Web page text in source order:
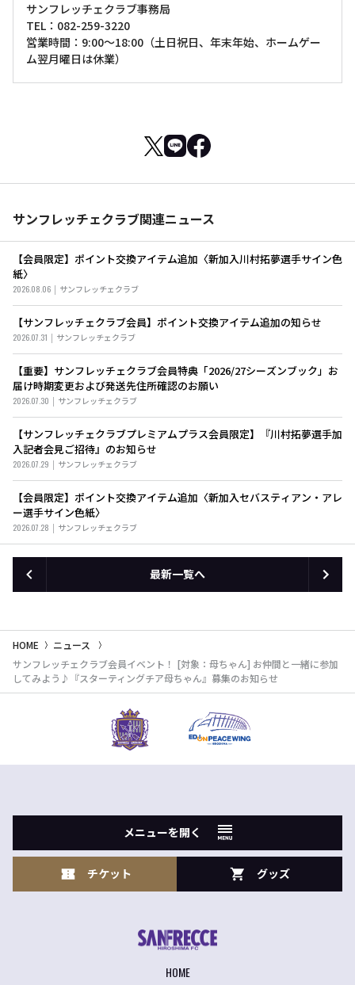
サンフレッチェクラブ事務局
TEL：082-259-3220
営業時間：9:00～18:00（土日祝日、年末年始、ホームゲー
ム翌月曜日は休業）
サンフレッチェクラブ関連ニュース
【会員限定】ポイント交換アイテム追加〈新加入川村拓夢選手サイン色
紙〉
2026.08.06 サンフレッチェクラブ
【サンフレッチェクラブ会員】ポイント交換アイテム追加の知らせ
2026.07.31 サンフレッチェクラブ
【重要】サンフレッチェクラブ会員特典「2026/27シーズンブック」お
届け時期変更および発送先住所確認のお願い
2026.07.30 サンフレッチェクラブ
【サンフレッチェクラブプレミアムプラス会員限定】『川村拓夢選手加
入記者会見ご招待』のお知らせ
2026.07.29 サンフレッチェクラブ
【会員限定】ポイント交換アイテム追加〈新加入セバスティアン・アレ
ー選手サイン色紙〉
2026.07.28 サンフレッチェクラブ
最新一覧へ
HOME
ニュース
サンフレッチェクラブ会員イベント！ [対象：母ちゃん] お仲間と一緒に参加
してみよう♪『スターティングチア母ちゃん』募集のお知らせ
メニューを開く
チケット グッズ
HOME